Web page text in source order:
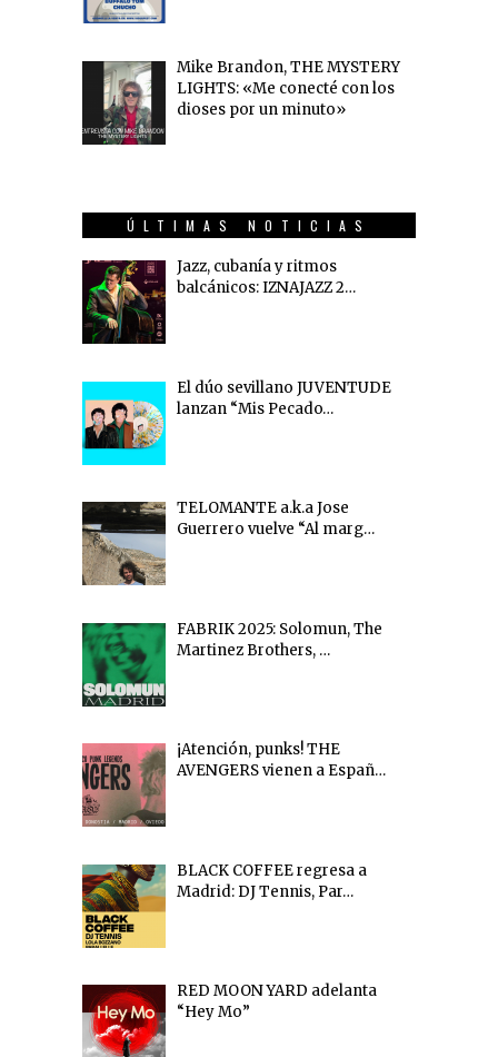
Mike Brandon, THE MYSTERY
LIGHTS: «Me conecté con los
dioses por un minuto»
ÚLTIMAS NOTICIAS
Jazz, cubanía y ritmos
balcánicos: IZNAJAZZ 2…
El dúo sevillano JUVENTUDE
lanzan “Mis Pecado…
TELOMANTE a.k.a Jose
Guerrero vuelve “Al marg…
FABRIK 2025: Solomun, The
Martinez Brothers, …
¡Atención, punks! THE
AVENGERS vienen a Españ…
BLACK COFFEE regresa a
Madrid: DJ Tennis, Par…
RED MOON YARD adelanta
“Hey Mo”